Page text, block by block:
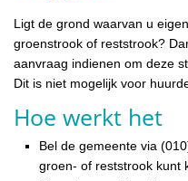
Ligt de grond waarvan u
groenstrook of reststrook?
aanvraag indienen om deze
Dit is niet mogelijk voor
Hoe werkt het
Bel de gemeente via
groen- of reststrook kunt